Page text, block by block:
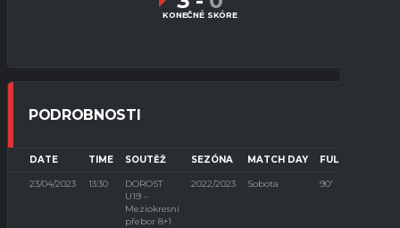
KONEČNÉ SKÓRE
PODROBNOSTI
DATE TIME SOUTĚŽ SEZÓNA MATCH DAY FULL TIME
23/04/2023 13:30
DOROST
U19 –
Meziokresní
přebor 8+1
2022/2023 Sobota 90'